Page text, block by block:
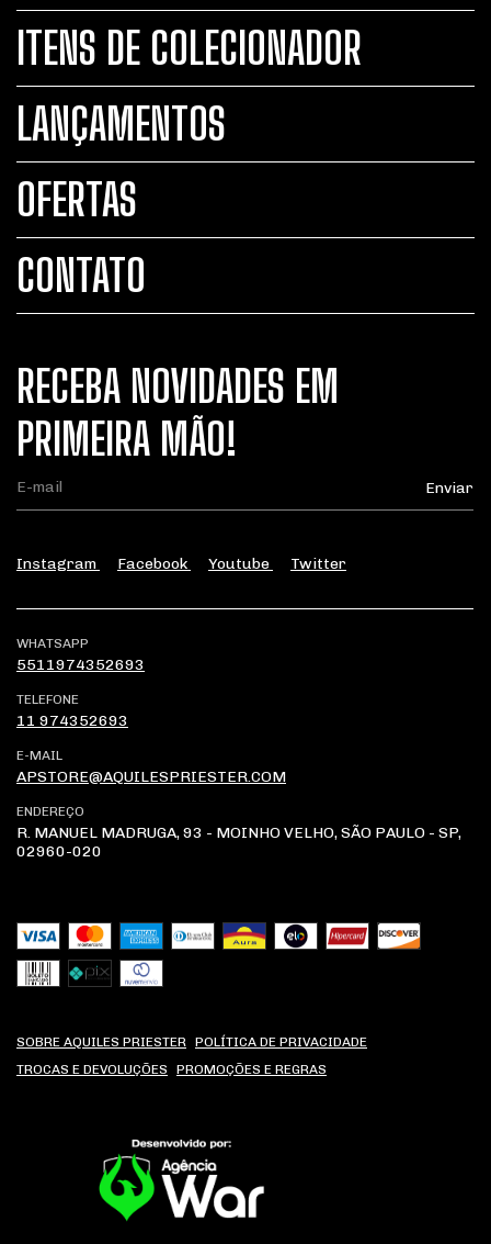
ITENS DE COLECIONADOR
LANÇAMENTOS
OFERTAS
CONTATO
RECEBA NOVIDADES EM
PRIMEIRA MÃO!
Instagram Facebook Youtube Twitter
WHATSAPP
5511974352693
TELEFONE
11 974352693
E-MAIL
APSTORE@AQUILESPRIESTER.COM
ENDEREÇO
R. MANUEL MADRUGA, 93 - MOINHO VELHO, SÃO PAULO - SP,
02960-020
SOBRE AQUILES PRIESTER POLÍTICA DE PRIVACIDADE
TROCAS E DEVOLUÇÕES
PROMOÇÕES E REGRAS